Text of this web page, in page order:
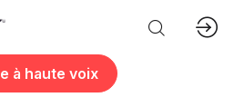
à haute voix